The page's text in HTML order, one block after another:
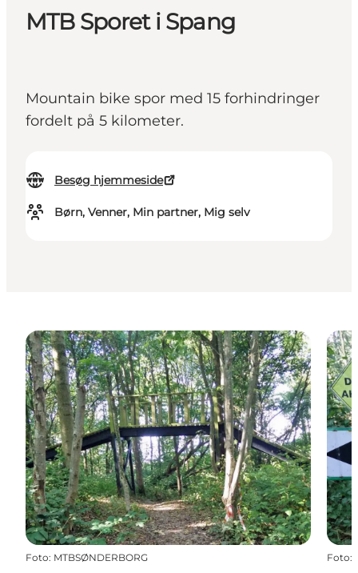
MTB Sporet i Spang
Mountain bike spor med 15 forhindringer
fordelt på 5 kilometer.
Besøg hjemmeside
Børn, Venner, Min partner, Mig selv
Foto: MTBSØNDERBORG Foto: